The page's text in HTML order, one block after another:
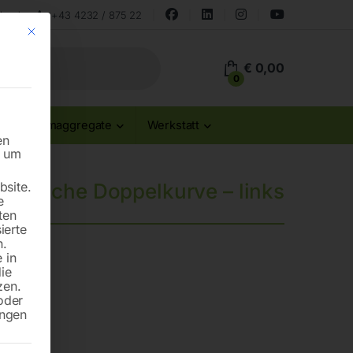
+43 4232 / 875 22
0
€ 0,00
Stromaggregate Werkstatt
Doppelkurve – links
Mit diesem Button wird der Dialog geschlossen. Seine Funktionalität ist
in